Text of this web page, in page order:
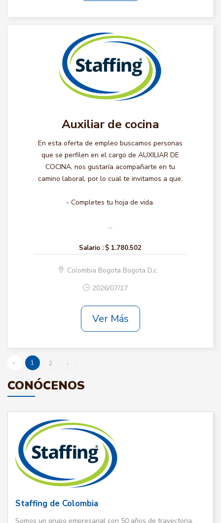
Auxiliar de cocina
En esta oferta de empleo buscamos personas
que se perfilen en el cargo de AUXILIAR DE
COCINA, nos gustaría acompañarte en tu
camino laboral, por lo cual te invitamos a que:
- Completes tu hoja de vida.
...
Salario : $ 1.780.502
Colombia Bogota Bogota D.c.
2026/07/17
Ver Más
‹ 1 2 ›
CONÓCENOS
Staffing de Colombia
Somos un grupo empresarial con 50 años de trayectoria,